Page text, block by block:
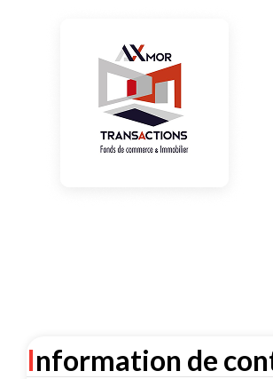
Information de